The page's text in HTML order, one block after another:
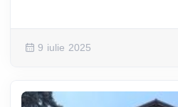
9 iulie 2025